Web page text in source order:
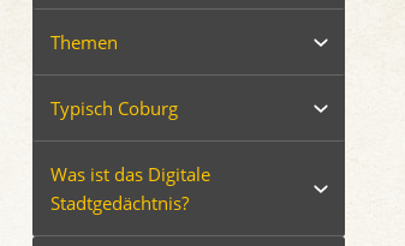
Themen
Typisch Coburg
Was ist das Digitale
Stadtgedächtnis?